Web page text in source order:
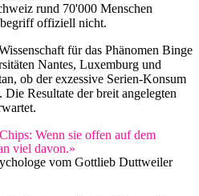
rund 70'000 Menschen
offiziell nicht.
für das Phänomen Binge
Nantes, Luxemburg und
ob der exzessive Serien-Konsum
Resultate der breit angelegten
Wenn sie offen auf dem
viel davon.»
vom Gottlieb Duttweiler